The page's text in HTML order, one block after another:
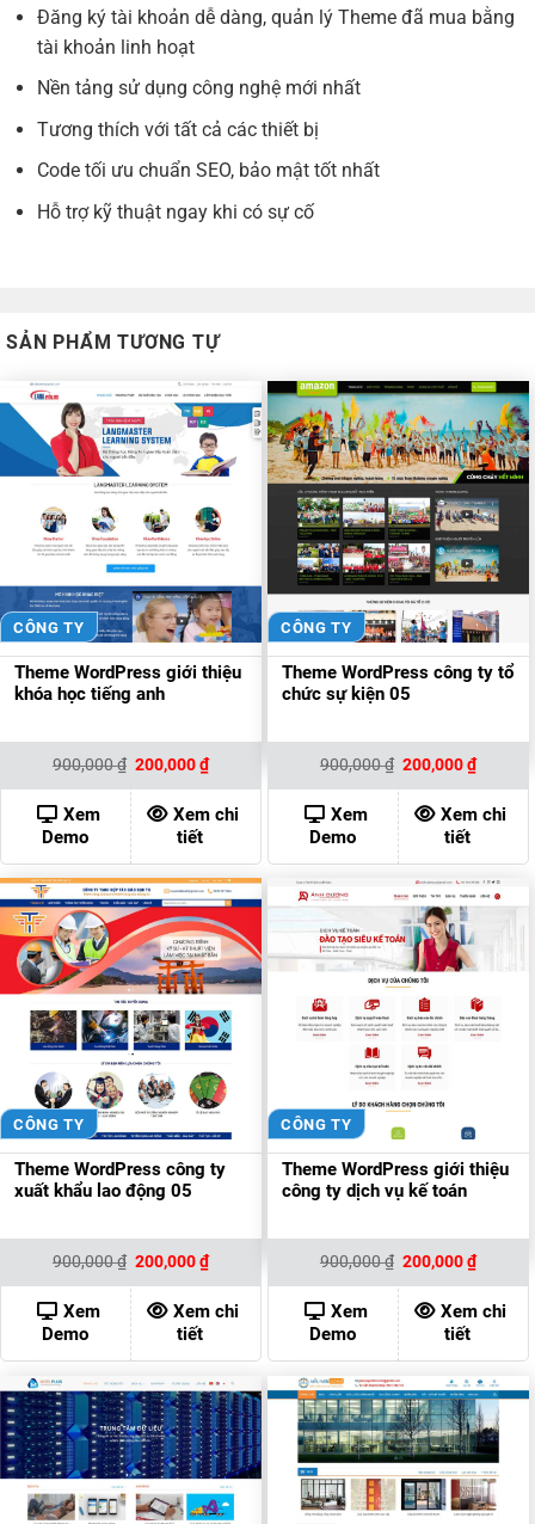
Đăng ký tài khoản dễ dàng, quản lý Theme đã mua bằng
tài khoản linh hoạt
Nền tảng sử dụng công nghệ mới nhất
Tương thích với tất cả các thiết bị
Code tối ưu chuẩn SEO, bảo mật tốt nhất
Hỗ trợ kỹ thuật ngay khi có sự cố
SẢN PHẨM TƯƠNG TỰ
CÔNG TY
Theme WordPress giới thiệu
khóa học tiếng anh
900,000₫ Giá
gốc
là:
900,000 ₫.
200,000₫Giá
hiện
tại
là:
200,000 ₫.
Xem
Demo
Xem chi
tiết
CÔNG TY
Theme WordPress công ty tổ
chức sự kiện 05
900,000₫ Giá
gốc
là:
900,000 ₫.
200,000₫Giá
hiện
tại
là:
Xem
Demo
Xem chi
tiết
CÔNG TY
Theme WordPress công ty
xuất khẩu lao động 05
900,000₫ Giá
là:
900,000 ₫.
200,000₫Giá
hiện
tại
là:
200,000 ₫.
Xem
Demo
Xem chi
tiết
CÔNG TY
Theme WordPress giới thiệu
công ty dịch vụ kế toán
900,000₫ Giá
là:
900,000 ₫.
200,000₫Giá
hiện
tại
là:
Xem
Demo
Xem chi
tiết